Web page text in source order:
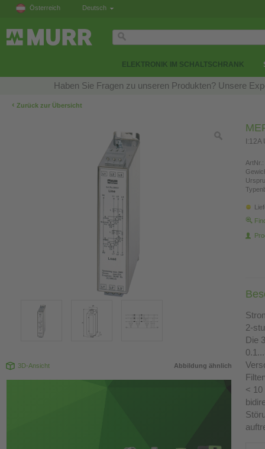
Österreich Deutsch
ELEKTRONIK IM SCHALTSCHRANK
Haben Sie Fragen zu unseren Produkten? Unsere
‹ Zurück zur Übersicht
3D-Ansicht Abbildung ähnlich
ArtNr.:
2-
Die
<